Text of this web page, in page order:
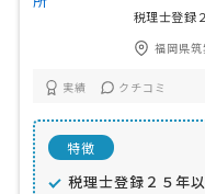
税理士登録
福岡県
実績 クチコミ
特徴
税理士登録２５年